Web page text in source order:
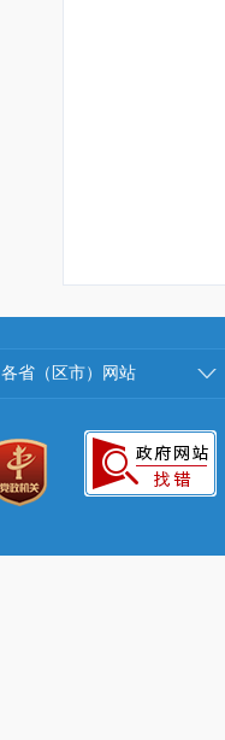
各省（区市）网站